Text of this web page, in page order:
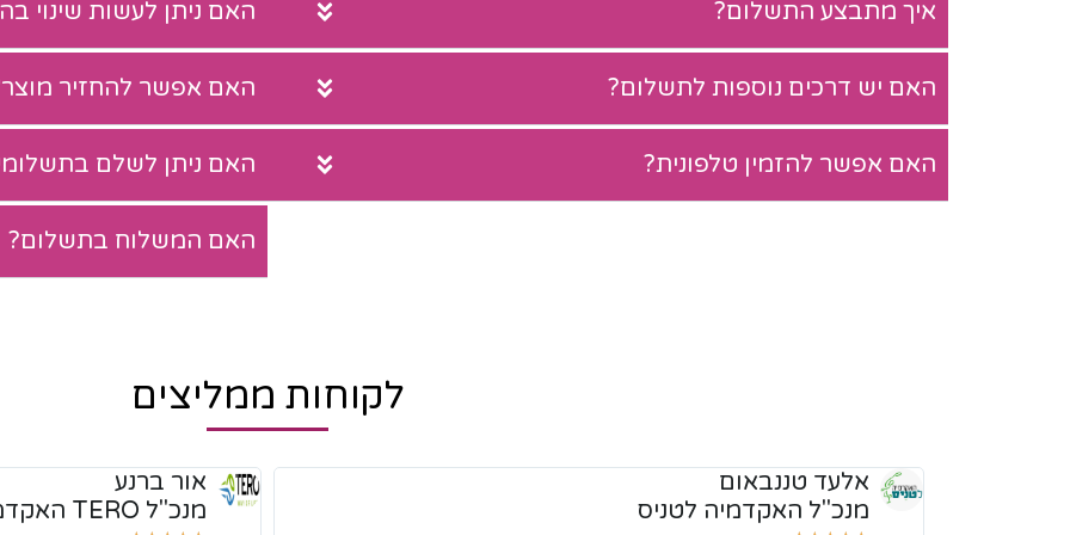
איך מתבצע התשלום?
האם יש דרכים נוספות לתשלום?
האם אפשר להזמין טלפונית?
האם ניתן לעשות שינוי
האם אפשר להחזיר
האם ניתן לשלם
האם המשלוח בתשלום?
לקוחות ממליצים
אלעד טננבאום
מנכ"ל האקדמיה לטניס
אור ברנע
מנכ"ל TERO האקדמיה לטניס